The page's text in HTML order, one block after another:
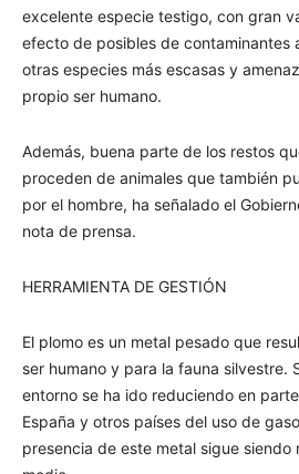
excelente especie testigo, con gran
efecto de posibles de contaminantes
otras especies más escasas y
propio ser humano.
Además, buena parte de los restos
proceden de animales que también
por el hombre, ha señalado el
nota de prensa.
HERRAMIENTA DE GESTIÓN
El plomo es un metal pesado que
ser humano y para la fauna silvestre.
entorno se ha ido reduciendo en
España y otros países del uso de
presencia de este metal sigue siendo